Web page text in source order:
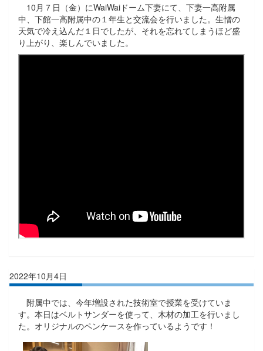
10月７日（金）にWaiWaiドーム下妻にて、下妻一高附属
中、下館一高附属中の１年生と交流会を行いました。生憎の
天気で冷え込んだ１日でしたが、それを忘れてしまうほど盛
り上がり、楽しんでいました。
2022年10月4日
附属中では、今年増設された技術室で授業を受けていま
す。本日はベルトサンダーを使って、木材の加工を行いまし
た。オリジナルのペンケースを作っているようです！